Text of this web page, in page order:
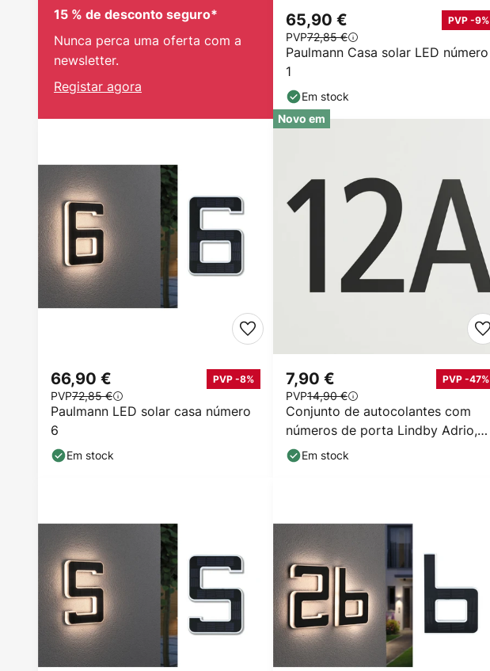
15 % de desconto seguro*
Nunca perca uma oferta com a
newsletter.
Registar agora
Paulmann Casa solar LED número
1
65,90 € PVP -9%
PVP72,85 €
Em stock
Paulmann LED solar casa número
6
66,90 € PVP -8%
PVP72,85 €
Em stock
Novo em
Conjunto de autocolantes com
números de porta Lindby Adrio,
preto, altura 8 cm
7,90 € PVP -47%
PVP14,90 €
Em stock